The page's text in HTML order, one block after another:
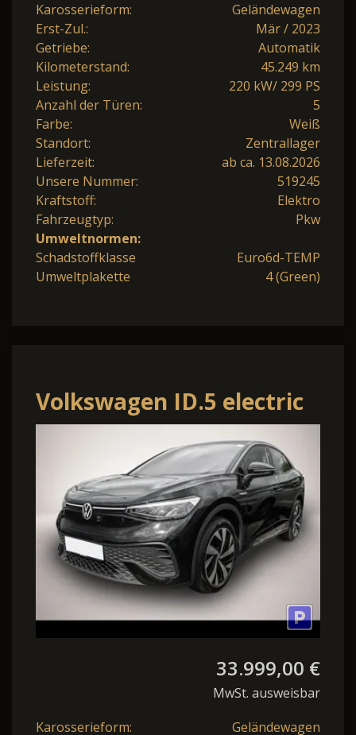
Karosserieform:
Geländewagen
Erst-Zul.:
Mär / 2023
Getriebe:
Automatik
Kilometerstand:
45.249 km
Leistung:
220 kW/ 299 PS
Anzahl der Türen:
5
Farbe:
Weiß
Standort:
Zentrallager
Lieferzeit:
ab ca. 13.08.2026
Unsere Nummer:
519245
Kraftstoff:
Elektro
Fahrzeugtyp:
Pkw
Umweltnormen:
Schadstoffklasse
Euro6d-TEMP
Umweltplakette
4 (Green)
Volkswagen ID.5 electric
Pro LED ALU NAVI
33.999,00 €
MwSt. ausweisbar
Karosserieform:
Geländewagen